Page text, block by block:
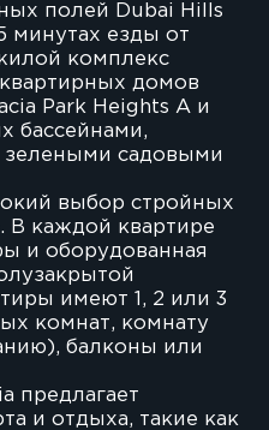
полей Dubai Hills
минутах езды от
комплекс
домов
Park Heights A и
бассейнами,
садовыми
выбор стройных
В каждой квартире
и оборудованная
имеют 1, 2 или 3
комнат, комнату
балконы или
предлагает
и отдыха, такие как